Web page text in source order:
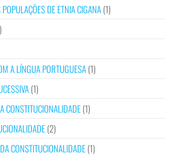
DE ETNIA CIGANA(1)
A LÍNGUA PORTUGUESA(1)
(1)
CONSTITUCIONALIDADE(1)
(2)
CONSTITUCIONALIDADE(1)